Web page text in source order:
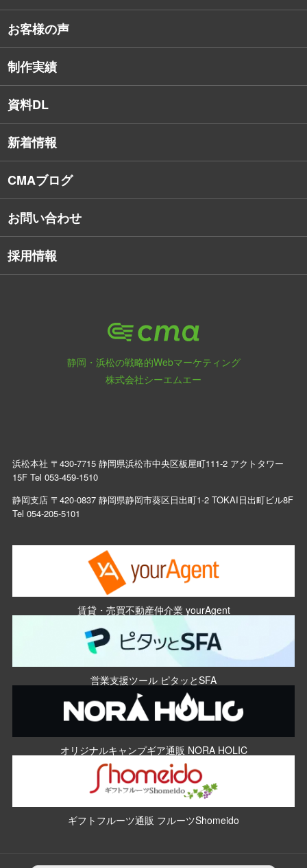
デザイナー・エンジニア紹介
社員保有資格
戦略的Webサイト制作
インターネット広告
SNSコンサルティング
Webアプリケーション開発
お客様の声
制作実績
資料DL
新着情報
CMAブログ
お問い合わせ
採用情報
静岡・浜松の戦略的Webマーケティング
株式会社シーエムエー
浜松本社 〒430-7715 静岡県浜松市中央区板屋町111-2 アクトタワー
15F Tel 053-459-1510
静岡支店 〒420-0837 静岡県静岡市葵区日出町1-2 TOKAI日出町ビル8F
Tel 054-205-5101
賃貸・売買不動産仲介業 yourAgent
営業支援ツール ピタッとSFA
オリジナルキャンプギア通販 NORA HOLIC
ギフトフルーツ通販 フルーツShomeido